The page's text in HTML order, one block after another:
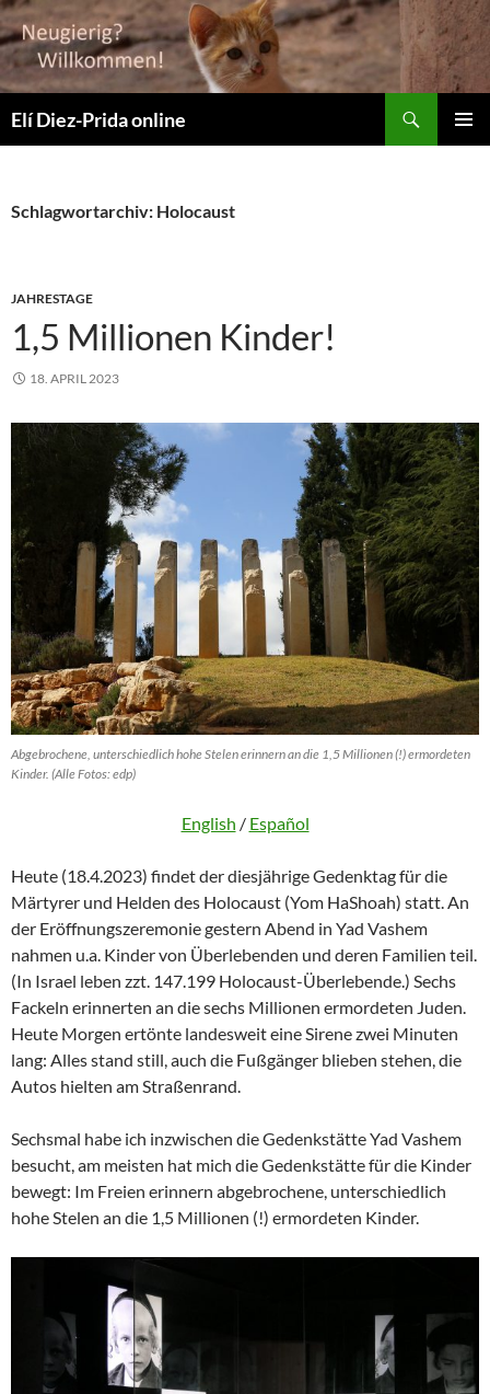
Zum
Inhalt
springen
Elí Diez-Prida online
Schlagwortarchiv: Holocaust
JAHRESTAGE
1,5 Millionen Kinder!
18. APRIL 2023
Abgebrochene, unterschiedlich hohe Stelen erinnern an die 1,5 Millionen (!) ermordeten
Kinder. (Alle Fotos: edp)
English / Español
Heute (18.4.2023) findet der diesjährige Gedenktag für die
Märtyrer und Helden des Holocaust (Yom HaShoah) statt. An
der Eröffnungszeremonie gestern Abend in Yad Vashem
nahmen u.a. Kinder von Überlebenden und deren Familien teil.
(In Israel leben zzt. 147.199 Holocaust-Überlebende.) Sechs
Fackeln erinnerten an die sechs Millionen ermordeten Juden.
Heute Morgen ertönte landesweit eine Sirene zwei Minuten
lang: Alles stand still, auch die Fußgänger blieben stehen, die
Autos hielten am Straßenrand.
Sechsmal habe ich inzwischen die Gedenkstätte Yad Vashem
besucht, am meisten hat mich die Gedenkstätte für die Kinder
bewegt: Im Freien erinnern abgebrochene, unterschiedlich
hohe Stelen an die 1,5 Millionen (!) ermordeten Kinder.